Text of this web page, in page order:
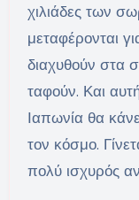
χιλιάδες των
μεταφέρονται
διαχυθούν στα
ταφούν. Και
Ιαπωνία θα
τον κόσμο.
πολύ ισχυρός